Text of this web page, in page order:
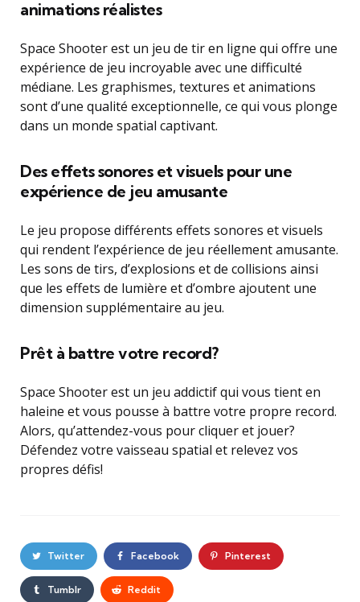
animations réalistes
Space Shooter est un jeu de tir en ligne qui offre une
expérience de jeu incroyable avec une difficulté
médiane. Les graphismes, textures et animations
sont d’une qualité exceptionnelle, ce qui vous plonge
dans un monde spatial captivant.
Des effets sonores et visuels pour une
expérience de jeu amusante
Le jeu propose différents effets sonores et visuels
qui rendent l’expérience de jeu réellement amusante.
Les sons de tirs, d’explosions et de collisions ainsi
que les effets de lumière et d’ombre ajoutent une
dimension supplémentaire au jeu.
Prêt à battre votre record?
Space Shooter est un jeu addictif qui vous tient en
haleine et vous pousse à battre votre propre record.
Alors, qu’attendez-vous pour cliquer et jouer?
Défendez votre vaisseau spatial et relevez vos
propres défis!
Twitter Facebook Pinterest
Tumblr Reddit